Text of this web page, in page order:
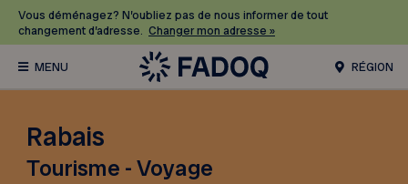
Vous déménagez? N’oubliez pas de nous informer de tout
changement d’adresse. Changer mon adresse »
RÉGION
Rabais
Tourisme - Voyage